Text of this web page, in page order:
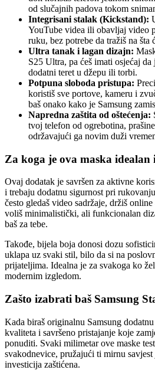
od slučajnih padova tokom
Integrisani stalak (Kickstand):
YouTube videa ili obavljaj video
ruku, bez potrebe da tražiš na šta
Ultra tanak i lagan dizajn:
S25 Ultra, pa ćeš imati osjećaj
dodatni teret u džepu ili torbi.
Potpuna sloboda pristupa:
koristiš sve portove, kameru i
baš onako kako je Samsung
Napredna zaštita od oštećenja:
tvoj telefon od ogrebotina,
održavajući ga novim duži
Za koga je ova maska idealan
Ovaj dodatak je savršen za aktivne
i trebaju dodatnu sigurnost pri
često gledaš video sadržaje, držiš
voliš minimalistički, ali funkcionalan
baš za tebe.
Takođe, bijela boja donosi dozu
uklapa uz svaki stil, bilo da si na
prijateljima. Idealna je za svakoga ko
modernim izgledom.
Zašto izabrati baš Samsung
Kada biraš originalnu Samsung
kvaliteta i savršeno pristajanje koje
ponuditi. Svaki milimetar ove maske
svakodnevice, pružajući ti mirnu savjest
investicija zaštićena.